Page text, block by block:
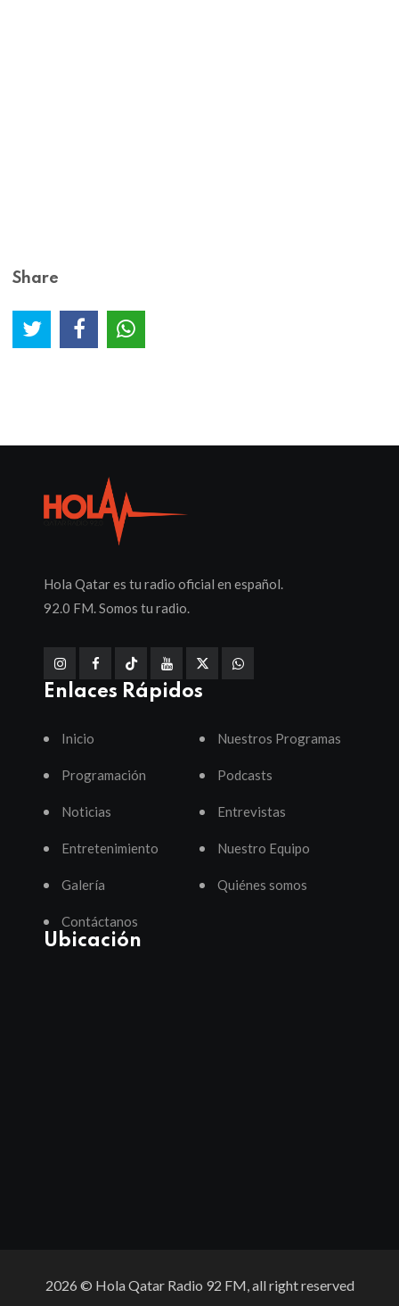
Share
Hola Qatar es tu radio oficial en español.
92.0 FM. Somos tu radio.
Enlaces Rápidos
Inicio Nuestros Programas
Programación Podcasts
Noticias Entrevistas
Entretenimiento Nuestro Equipo
Galería Quiénes somos
Contáctanos
Ubicación
2026 © Hola Qatar Radio 92 FM, all right reserved